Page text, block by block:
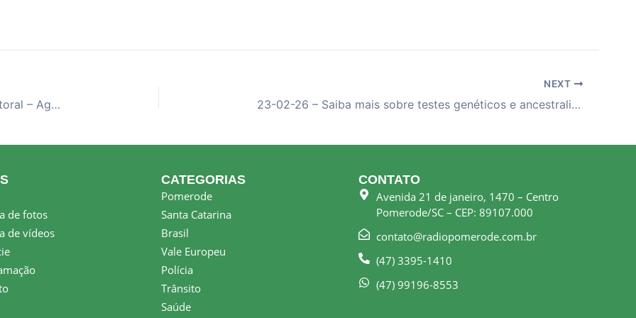
23-01-26 – Talk Show Pomerana – Sicredi Vale Litoral – Agência Pomerode
NEXT
23-02-26 – Saiba mais sobre testes genéticos e ancestralidade do Laboratório Sandrini
de fotos
de vídeos
CATEGORIAS
Pomerode
Santa Catarina
Brasil
Vale Europeu
Polícia
Trânsito
Saúde
CONTATO
Avenida 21 de janeiro, 1470 – Centro
Pomerode/SC – CEP: 89107.000
contato@radiopomerode.com.br
(47) 3395-1410
(47) 99196-8553